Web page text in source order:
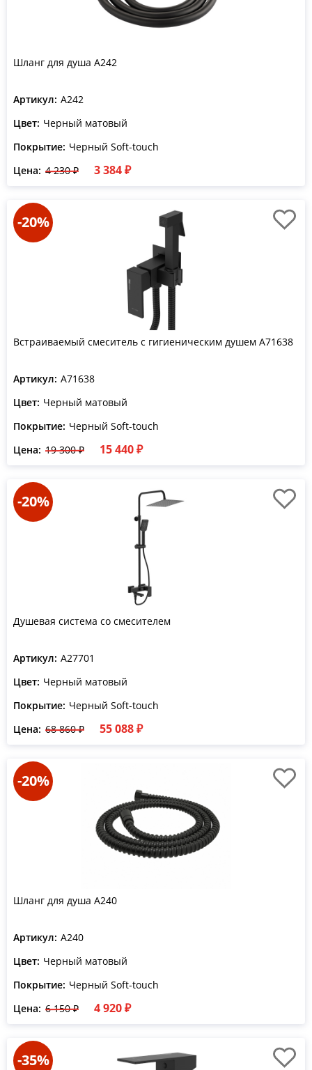
Шланг для душа A242
Артикул: A242
Цвет: Черный матовый
Покрытие: Черный Soft-touch
Цена: 4 230 ₽ 3 384 ₽
-20%
Встраиваемый смеситель с гигиеническим душем A71638
Артикул: A71638
Цвет: Черный матовый
Покрытие: Черный Soft-touch
Цена: 19 300 ₽ 15 440 ₽
-20%
Душевая система со смесителем
Артикул: A27701
Цвет: Черный матовый
Покрытие: Черный Soft-touch
Цена: 68 860 ₽ 55 088 ₽
-20%
Шланг для душа A240
Артикул: A240
Цвет: Черный матовый
Покрытие: Черный Soft-touch
Цена: 6 150 ₽ 4 920 ₽
-35%